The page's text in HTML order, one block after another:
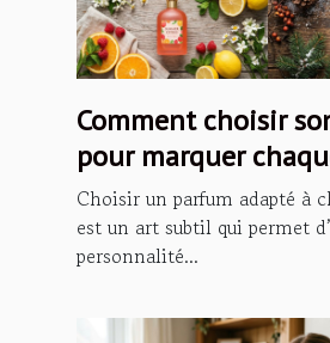
Comment choisir
pour marquer
Choisir un parfum adapté à
est un art subtil qui permet
personnalité...